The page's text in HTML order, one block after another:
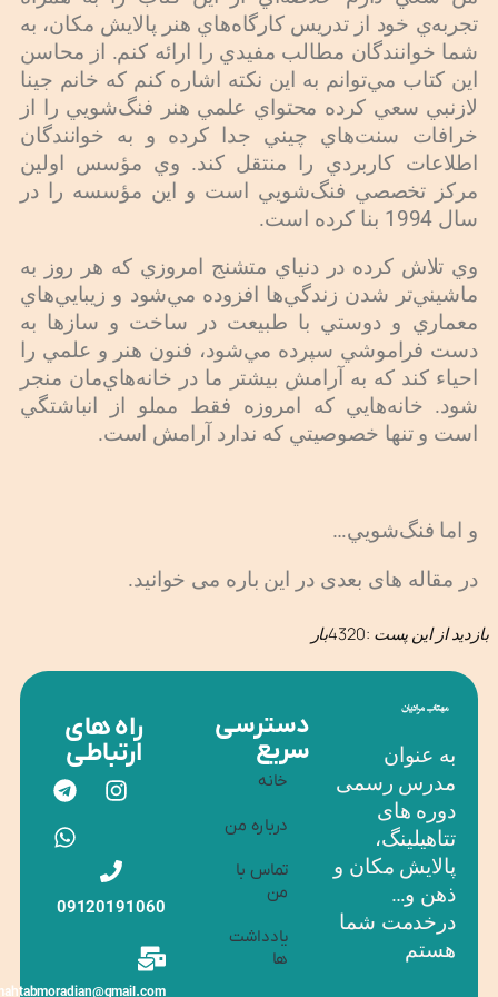
تجربه‌ي خود از تدريس كارگاه‌هاي هنر پالايش مكان، به
شما خوانندگان مطالب مفيدي را ارائه كنم. از محاسن
اين كتاب مي‌توانم به اين نكته اشاره كنم كه خانم جينا
لازنبي سعي كرده محتواي علمي هنر فنگ‌شويي را از
خرافات سنت‌هاي چيني جدا كرده و به خوانندگان
اطلاعات كاربردي را منتقل كند. وي مؤسس اولين
مركز تخصصي فنگ‌شويي است و اين مؤسسه را در
سال 1994 بنا كرده است.
وي تلاش كرده در دنياي متشنج امروزي كه هر روز به
ماشيني‌تر شدن زندگي‌ها افزوده مي‌شود و زيبايي‌هاي
معماري و دوستي با طبيعت در ساخت و سازها به
دست فراموشي سپرده مي‌شود،‌ فنون هنر و علمي را
احياء كند كه به آرامش بيشتر ما در خانه‌هاي‌مان منجر
شود. خانه‌هايي كه امروزه فقط مملو از انباشتگي
است و تنها خصوصيتي كه ندارد آرامش است.
و اما فنگ‌شويي…
در مقاله های بعدی در این باره می خوانید.
بازدید از این پست :4320بار
به عنوان
مدرس رسمی
دوره های
تتاهیلینگ،
پالایش مکان و
ذهن و…
درخدمت شما
هستم
دسترسی
سریع
خانه
درباره‌ من
تماس با
من
یادداشت
ها
راه های
ارتباطی
mahtabmoradian@gmail.com
09120191060